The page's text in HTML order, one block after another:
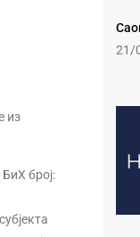
из
број:
21/